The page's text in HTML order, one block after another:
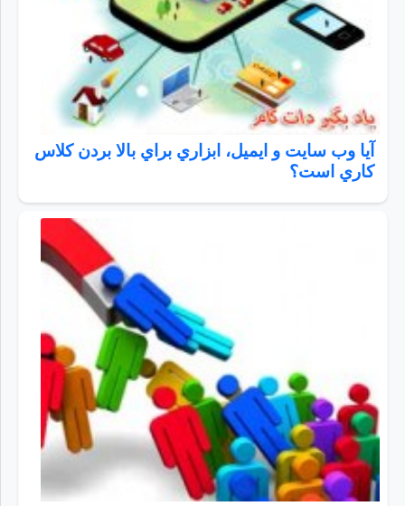
آيا وب سايت و ايميل، ابزاري براي بالا بردن كلاس
كاري است؟